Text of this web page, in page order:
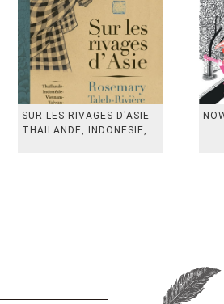
SUR LES RIVAGES D'ASIE -
THAILANDE, INDONESIE,